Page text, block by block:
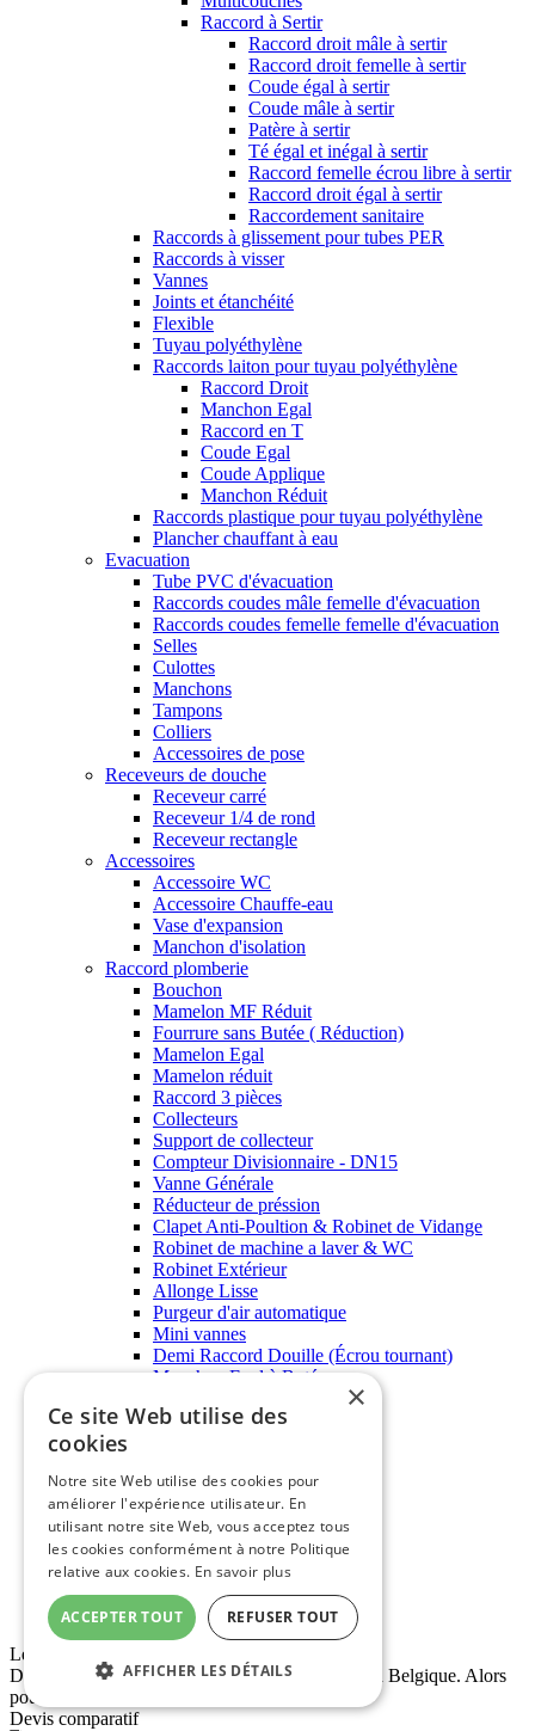
Raccord à Sertir
Raccord droit mâle à sertir
Raccord droit femelle à sertir
Coude égal à sertir
Coude mâle à sertir
Patère à sertir
Té égal et inégal à sertir
Raccord femelle écrou libre à sertir
Raccord droit égal à sertir
Raccordement sanitaire
Raccords à glissement pour tubes PER
Raccords à visser
Vannes
Joints et étanchéité
Flexible
Tuyau polyéthylène
Raccords laiton pour tuyau polyéthylène
Raccord Droit
Manchon Egal
Raccord en T
Coude Egal
Coude Applique
Manchon Réduit
Raccords plastique pour tuyau polyéthylène
Plancher chauffant à eau
Evacuation
Tube PVC d'évacuation
Raccords coudes mâle femelle d'évacuation
Raccords coudes femelle femelle d'évacuation
Selles
Culottes
Manchons
Tampons
Colliers
Accessoires de pose
Receveurs de douche
Receveur carré
Receveur 1/4 de rond
Receveur rectangle
Accessoires
Accessoire WC
Accessoire Chauffe-eau
Vase d'expansion
Manchon d'isolation
Raccord plomberie
Bouchon
Mamelon MF Réduit
Fourrure sans Butée ( Réduction)
Mamelon Egal
Mamelon réduit
Raccord 3 pièces
Collecteurs
Support de collecteur
Compteur Divisionnaire - DN15
Vanne Générale
Réducteur de préssion
Clapet Anti-Poultion & Robinet de Vidange
Robinet de machine a laver & WC
Robinet Extérieur
Allonge Lisse
Purgeur d'air automatique
Mini vannes
Demi Raccord Douille (Écrou tournant)
Manchon Egal à Butée
Coudes Mâle-Femelle
Robinet de chauffage
Raccord cuivre à souder
Fixations
Coude et Tés
Manchon à souder
Raccord 3 pièces à souder
Accessoires pour circulateur
Leader français
Déja plus de 27 500 clients livrés en France, et en Belgique. Alors
pourquoi pas vous ?
Devis comparatif
×
Ce site Web utilise des
cookies
Notre site Web utilise des cookies pour
améliorer l'expérience utilisateur. En
utilisant notre site Web, vous acceptez tous
les cookies conformément à notre Politique
relative aux cookies. En savoir plus
ACCEPTER TOUT REFUSER TOUT
AFFICHER LES DÉTAILS